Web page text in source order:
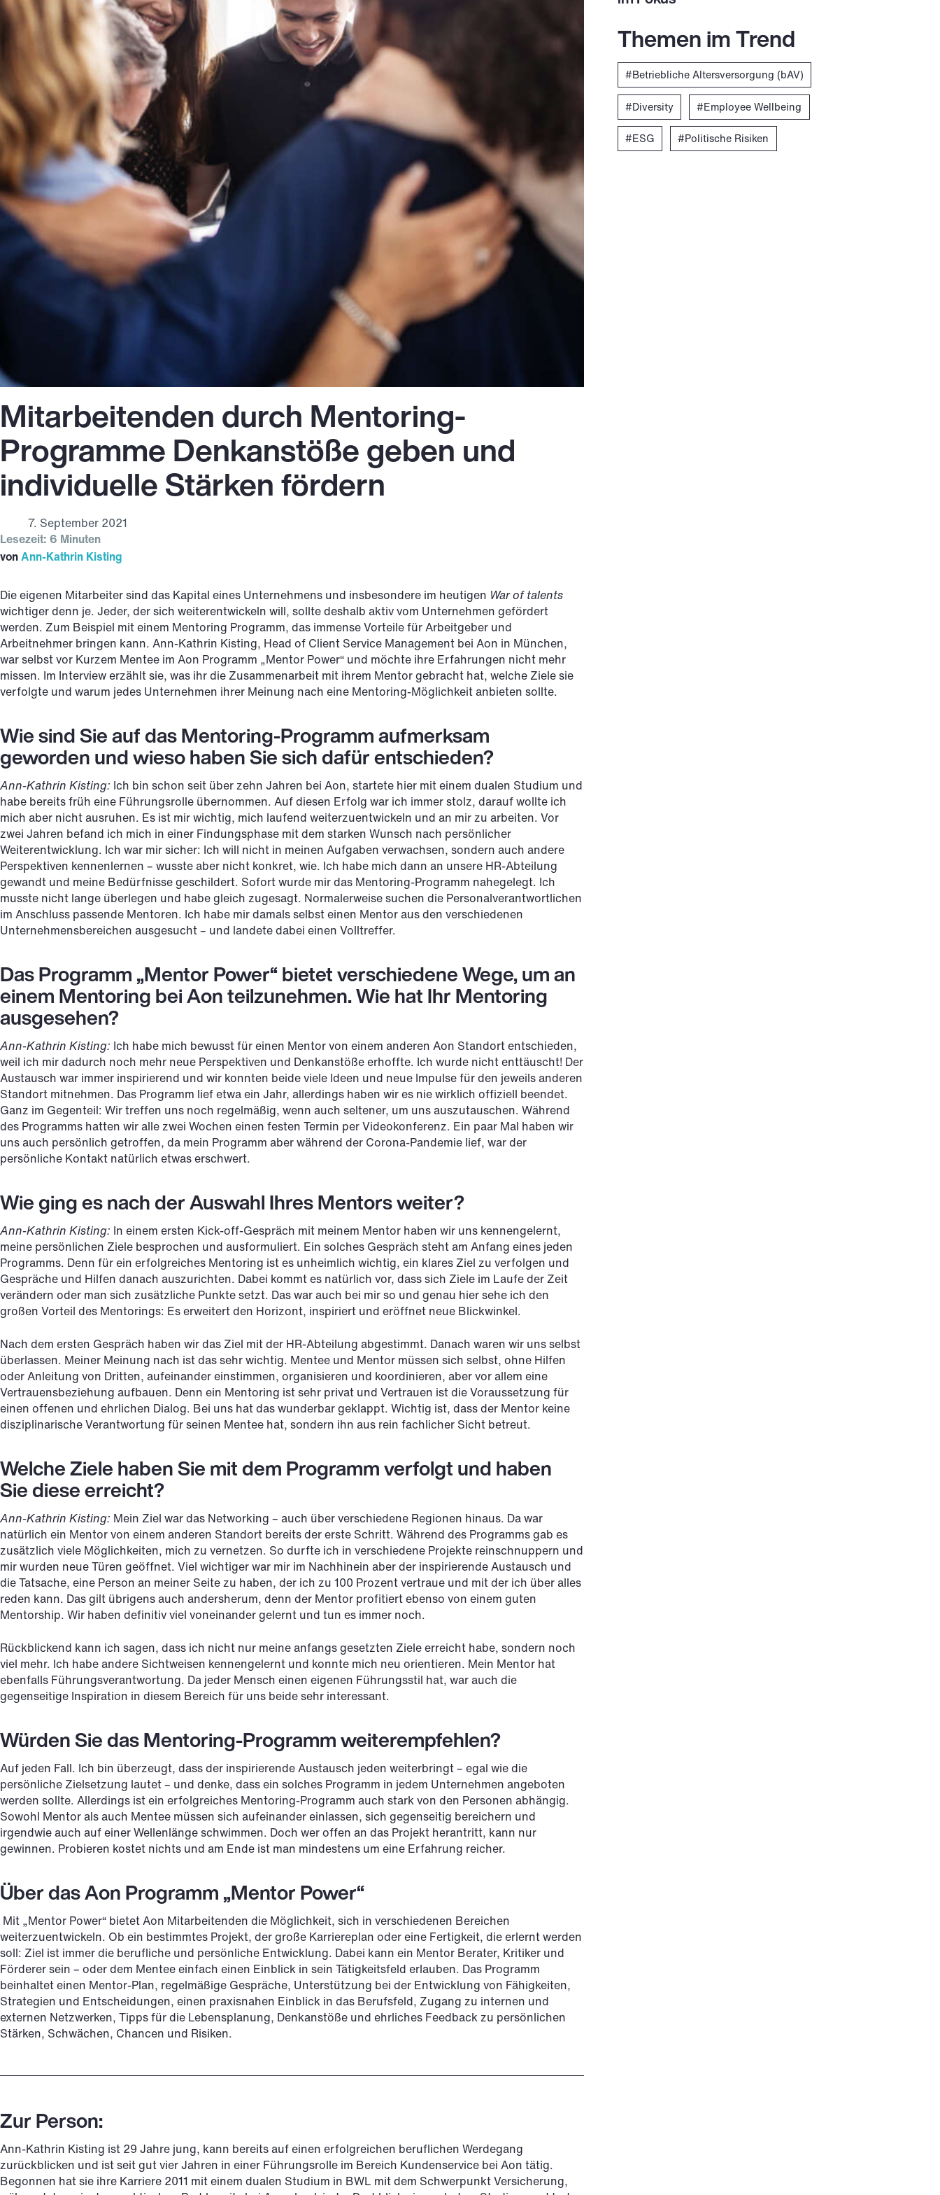
Mitarbeitenden durch Mentoring-
Programme Denkanstöße geben und
individuelle Stärken fördern
7. September 2021
Lesezeit: 6 Minuten
vonAnn-Kathrin Kisting
Die eigenen Mitarbeiter sind das Kapital eines Unternehmens und insbesondere im heutigen War of talents
wichtiger denn je. Jeder, der sich weiterentwickeln will, sollte deshalb aktiv vom Unternehmen gefördert
werden. Zum Beispiel mit einem Mentoring Programm, das immense Vorteile für Arbeitgeber und
Arbeitnehmer bringen kann. Ann-Kathrin Kisting, Head of Client Service Management bei Aon in München,
war selbst vor Kurzem Mentee im Aon Programm „Mentor Power“ und möchte ihre Erfahrungen nicht mehr
missen. Im Interview erzählt sie, was ihr die Zusammenarbeit mit ihrem Mentor gebracht hat, welche Ziele sie
verfolgte und warum jedes Unternehmen ihrer Meinung nach eine Mentoring-Möglichkeit anbieten sollte.
Wie sind Sie auf das Mentoring-Programm aufmerksam
geworden und wieso haben Sie sich dafür entschieden?
Ann-Kathrin Kisting: Ich bin schon seit über zehn Jahren bei Aon, startete hier mit einem dualen Studium und
habe bereits früh eine Führungsrolle übernommen. Auf diesen Erfolg war ich immer stolz, darauf wollte ich
mich aber nicht ausruhen. Es ist mir wichtig, mich laufend weiterzuentwickeln und an mir zu arbeiten. Vor
zwei Jahren befand ich mich in einer Findungsphase mit dem starken Wunsch nach persönlicher
Weiterentwicklung. Ich war mir sicher: Ich will nicht in meinen Aufgaben verwachsen, sondern auch andere
Perspektiven kennenlernen – wusste aber nicht konkret, wie. Ich habe mich dann an unsere HR-Abteilung
gewandt und meine Bedürfnisse geschildert. Sofort wurde mir das Mentoring-Programm nahegelegt. Ich
musste nicht lange überlegen und habe gleich zugesagt. Normalerweise suchen die Personalverantwortlichen
im Anschluss passende Mentoren. Ich habe mir damals selbst einen Mentor aus den verschiedenen
Unternehmensbereichen ausgesucht – und landete dabei einen Volltreffer.
Das Programm „Mentor Power“ bietet verschiedene Wege, um an
einem Mentoring bei Aon teilzunehmen. Wie hat Ihr Mentoring
ausgesehen?
Ann-Kathrin Kisting: Ich habe mich bewusst für einen Mentor von einem anderen Aon Standort entschieden,
weil ich mir dadurch noch mehr neue Perspektiven und Denkanstöße erhoffte. Ich wurde nicht enttäuscht! Der
Austausch war immer inspirierend und wir konnten beide viele Ideen und neue Impulse für den jeweils anderen
Standort mitnehmen. Das Programm lief etwa ein Jahr, allerdings haben wir es nie wirklich offiziell beendet.
Ganz im Gegenteil: Wir treffen uns noch regelmäßig, wenn auch seltener, um uns auszutauschen. Während
des Programms hatten wir alle zwei Wochen einen festen Termin per Videokonferenz. Ein paar Mal haben wir
uns auch persönlich getroffen, da mein Programm aber während der Corona-Pandemie lief, war der
persönliche Kontakt natürlich etwas erschwert.
Wie ging es nach der Auswahl Ihres Mentors weiter?
Ann-Kathrin Kisting: In einem ersten Kick-off-Gespräch mit meinem Mentor haben wir uns kennengelernt,
meine persönlichen Ziele besprochen und ausformuliert. Ein solches Gespräch steht am Anfang eines jeden
Programms. Denn für ein erfolgreiches Mentoring ist es unheimlich wichtig, ein klares Ziel zu verfolgen und
Gespräche und Hilfen danach auszurichten. Dabei kommt es natürlich vor, dass sich Ziele im Laufe der Zeit
verändern oder man sich zusätzliche Punkte setzt. Das war auch bei mir so und genau hier sehe ich den
großen Vorteil des Mentorings: Es erweitert den Horizont, inspiriert und eröffnet neue Blickwinkel.
Nach dem ersten Gespräch haben wir das Ziel mit der HR-Abteilung abgestimmt. Danach waren wir uns selbst
überlassen. Meiner Meinung nach ist das sehr wichtig. Mentee und Mentor müssen sich selbst, ohne Hilfen
oder Anleitung von Dritten, aufeinander einstimmen, organisieren und koordinieren, aber vor allem eine
Vertrauensbeziehung aufbauen. Denn ein Mentoring ist sehr privat und Vertrauen ist die Voraussetzung für
einen offenen und ehrlichen Dialog. Bei uns hat das wunderbar geklappt. Wichtig ist, dass der Mentor keine
disziplinarische Verantwortung für seinen Mentee hat, sondern ihn aus rein fachlicher Sicht betreut.
Welche Ziele haben Sie mit dem Programm verfolgt und haben
Sie diese erreicht?
Ann-Kathrin Kisting: Mein Ziel war das Networking – auch über verschiedene Regionen hinaus. Da war
natürlich ein Mentor von einem anderen Standort bereits der erste Schritt. Während des Programms gab es
zusätzlich viele Möglichkeiten, mich zu vernetzen. So durfte ich in verschiedene Projekte reinschnuppern und
mir wurden neue Türen geöffnet. Viel wichtiger war mir im Nachhinein aber der inspirierende Austausch und
die Tatsache, eine Person an meiner Seite zu haben, der ich zu 100 Prozent vertraue und mit der ich über alles
reden kann. Das gilt übrigens auch andersherum, denn der Mentor profitiert ebenso von einem guten
Mentorship. Wir haben definitiv viel voneinander gelernt und tun es immer noch.
Rückblickend kann ich sagen, dass ich nicht nur meine anfangs gesetzten Ziele erreicht habe, sondern noch
viel mehr. Ich habe andere Sichtweisen kennengelernt und konnte mich neu orientieren. Mein Mentor hat
ebenfalls Führungsverantwortung. Da jeder Mensch einen eigenen Führungsstil hat, war auch die
gegenseitige Inspiration in diesem Bereich für uns beide sehr interessant.
Würden Sie das Mentoring-Programm weiterempfehlen?
Auf jeden Fall. Ich bin überzeugt, dass der inspirierende Austausch jeden weiterbringt – egal wie die
persönliche Zielsetzung lautet – und denke, dass ein solches Programm in jedem Unternehmen angeboten
werden sollte. Allerdings ist ein erfolgreiches Mentoring-Programm auch stark von den Personen abhängig.
Sowohl Mentor als auch Mentee müssen sich aufeinander einlassen, sich gegenseitig bereichern und
irgendwie auch auf einer Wellenlänge schwimmen. Doch wer offen an das Projekt herantritt, kann nur
gewinnen. Probieren kostet nichts und am Ende ist man mindestens um eine Erfahrung reicher.
Über das Aon Programm „Mentor Power“
Mit „Mentor Power“ bietet Aon Mitarbeitenden die Möglichkeit, sich in verschiedenen Bereichen
weiterzuentwickeln. Ob ein bestimmtes Projekt, der große Karriereplan oder eine Fertigkeit, die erlernt werden
soll: Ziel ist immer die berufliche und persönliche Entwicklung. Dabei kann ein Mentor Berater, Kritiker und
Förderer sein – oder dem Mentee einfach einen Einblick in sein Tätigkeitsfeld erlauben. Das Programm
beinhaltet einen Mentor-Plan, regelmäßige Gespräche, Unterstützung bei der Entwicklung von Fähigkeiten,
Strategien und Entscheidungen, einen praxisnahen Einblick in das Berufsfeld, Zugang zu internen und
externen Netzwerken, Tipps für die Lebensplanung, Denkanstöße und ehrliches Feedback zu persönlichen
Stärken, Schwächen, Chancen und Risiken.
Zur Person:
Ann-Kathrin Kisting ist 29 Jahre jung, kann bereits auf einen erfolgreichen beruflichen Werdegang
zurückblicken und ist seit gut vier Jahren in einer Führungsrolle im Bereich Kundenservice bei Aon tätig.
Begonnen hat sie ihre Karriere 2011 mit einem dualen Studium in BWL mit dem Schwerpunkt Versicherung,
Themen im Trend
Betriebliche Altersversorgung (bAV)
Diversity Employee Wellbeing
ESG Politische Risiken